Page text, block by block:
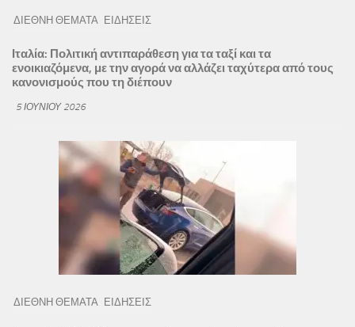
ΔΙΕΘΝΗ ΘΕΜΑΤΑ ΕΙΔΗΣΕΙΣ
Ιταλία: Πολιτική αντιπαράθεση για τα ταξί και τα
ενοικιαζόμενα, με την αγορά να αλλάζει ταχύτερα από τους
κανονισμούς που τη διέπουν
5 ΙΟΥΝΊΟΥ 2026
ΔΙΕΘΝΗ ΘΕΜΑΤΑ ΕΙΔΗΣΕΙΣ